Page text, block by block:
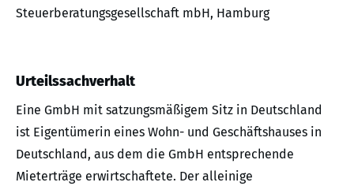
Steuerberatungsgesellschaft mbH, Hamburg
Urteilssachverhalt
Eine GmbH mit satzungsmäßigem Sitz in Deutschland
ist Eigentümerin eines Wohn- und Geschäftshauses in
Deutschland, aus dem die GmbH entsprechende
Mieterträge erwirtschaftete. Der alleinige